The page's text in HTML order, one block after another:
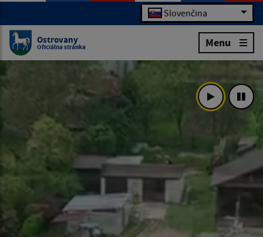
Slovenčina
Ostrovany
Oficiálna stránka Menu